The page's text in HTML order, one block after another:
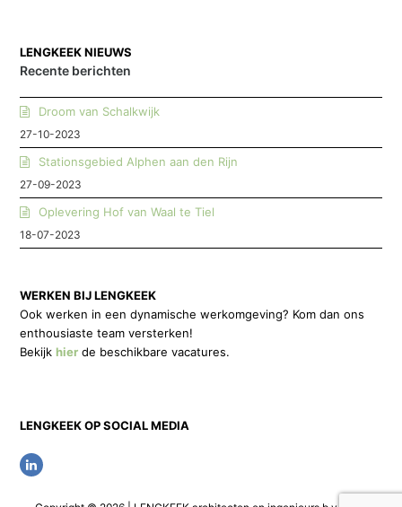
LENGKEEK NIEUWS
Recente berichten
Droom van Schalkwijk
27-10-2023
Stationsgebied Alphen aan den Rijn
27-09-2023
Oplevering Hof van Waal te Tiel
18-07-2023
WERKEN BIJ LENGKEEK
Ook werken in een dynamische werkomgeving? Kom dan ons
enthousiaste team versterken!
Bekijkhier de beschikbare vacatures.
LENGKEEK OP SOCIAL MEDIA
L